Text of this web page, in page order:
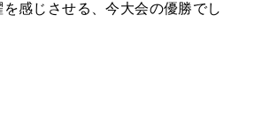
を感じさせる、今大会の優勝でし